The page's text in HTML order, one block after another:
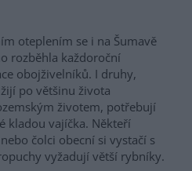
oteplením se i na Šumavě
rozběhla každoroční
obojživelníků. I druhy,
po většinu života
životem, potřebují
kladou vajíčka. Někteří
čolci obecní si vystačí s
vyžadují větší rybníky.